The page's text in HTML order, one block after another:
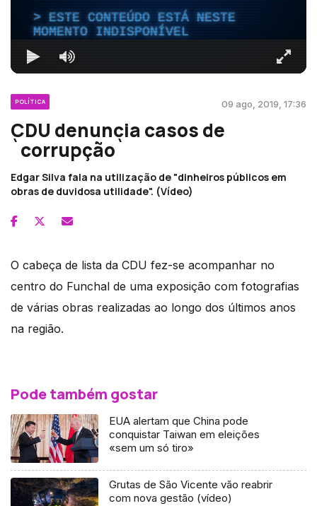
ESTE CONTEÚDO ESTÁ NESTE
MOMENTO INDISPONÍVEL
POLÍTICA 09 ago, 2019, 17:36
CDU denuncia casos de
`corrupção`
Edgar Silva fala na utilização de "dinheiros públicos em
obras de duvidosa utilidade". (Vídeo)
O cabeça de lista da CDU fez-se acompanhar no
centro do Funchal de uma exposição com fotografias
de várias obras realizadas ao longo dos últimos anos
na região.
Pode também gostar
EUA alertam que China pode
conquistar Taiwan em eleições
«sem um só tiro»
Grutas de São Vicente vão reabrir
com nova gestão (vídeo)